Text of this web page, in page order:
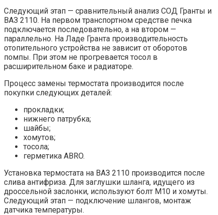
Следующий этап — сравнительный анализ СОД Гранты и
ВАЗ 2110. На первом транспортном средстве печка
подключается последовательно, а на втором —
параллельно. На Ладе Гранта производительность
отопительного устройства не зависит от оборотов
помпы. При этом не прогревается тосол в
расширительном баке и радиаторе.
Процесс замены термостата производится после
покупки следующих деталей:
прокладки;
нижнего патрубка;
шайбы;
хомутов;
тосола;
герметика ABRO.
Установка термостата на ВАЗ 2110 производится после
слива антифриза. Для заглушки шланга, идущего из
дроссельной заслонки, используют болт М10 и хомуты.
Следующий этап — подключение шлангов, монтаж
датчика температуры.